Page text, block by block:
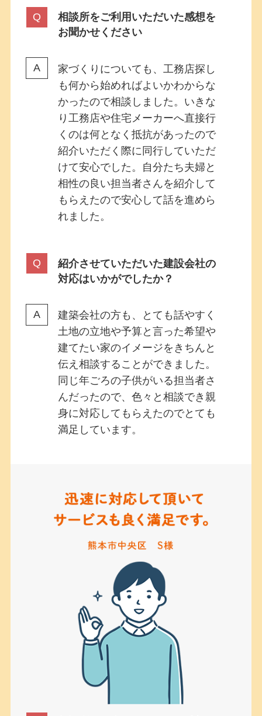
相談所をご利用いただいた感想を
お聞かせください
家づくりについても、工務店探し
も何から始めればよいかわからな
かったので相談しました。いきな
り工務店や住宅メーカーへ直接行
くのは何となく抵抗があったので
紹介いただく際に同行していただ
けて安心でした。自分たち夫婦と
相性の良い担当者さんを紹介して
もらえたので安心して話を進めら
れました。
紹介させていただいた建設会社の
対応はいかがでしたか？
建築会社の方も、とても話やすく
土地の立地や予算と言った希望や
建てたい家のイメージをきちんと
伝え相談することができました。
同じ年ごろの子供がいる担当者さ
んだったので、色々と相談でき親
身に対応してもらえたのでとても
満足しています。